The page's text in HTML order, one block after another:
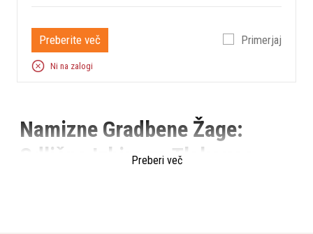
Preberite več Primerjaj
Ni na zalogi
Namizne Gradbene Žage:
Odlična Izbira za Tlakovce,
Preberi več